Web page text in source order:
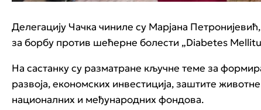
Делегацију Чачка чиниле су Марјана
за борбу против шећерне болести „Diabetes
На састанку су разматране кључне теме за
развоја, економских инвестиција, заштите
националних и међународних фондова.